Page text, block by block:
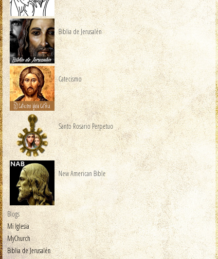
Biblia de Jerusalén
Catecismo
Santo Rosario Perpetuo
New American Bible
Blogs
Mi Iglesia
MyChurch
Biblia de Jerusalén